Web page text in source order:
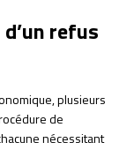
refus
plusieurs
de
nécessitant